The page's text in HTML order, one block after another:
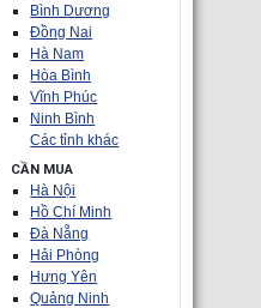
Bình Dương
Đồng Nai
Hà Nam
Hòa Bình
Vĩnh Phúc
Ninh Bình
Các tỉnh khác
CẦN MUA
Hà Nội
Hồ Chí Minh
Đà Nẵng
Hải Phòng
Hưng Yên
Quảng Ninh